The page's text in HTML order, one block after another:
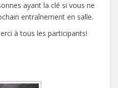
ayant la clé si vous ne
entraînement en salle.
à tous les participants!